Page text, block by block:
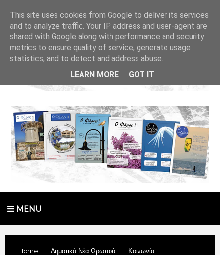
MENU
Home Δημοτικά Νέα Ωρωπού Κοινωνία
This site uses cookies from Google to deliver its services
and to analyze traffic. Your IP address and user-agent are
shared with Google along with performance and security
metrics to ensure quality of service, generate usage
statistics, and to detect and address abuse.
LEARN MORE
GOT IT